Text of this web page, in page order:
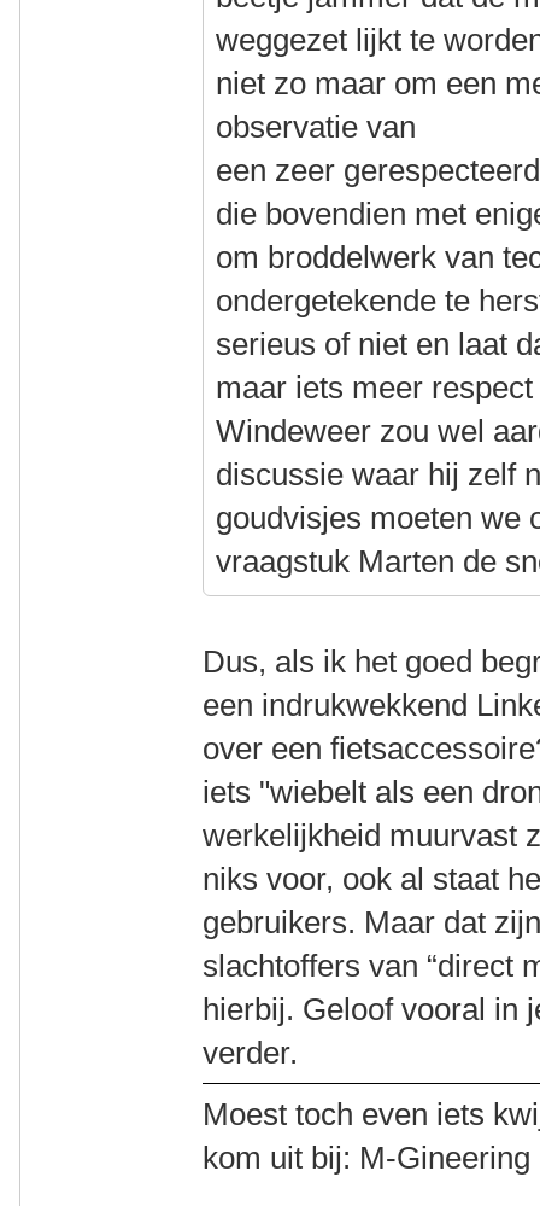
weggezet lijkt te
niet zo maar om een
observatie van
een zeer
die bovendien met
om broddelwerk van
ondergetekende te
serieus of niet en laat
maar iets meer
Windeweer zou wel
discussie waar hij zelf
goudvisjes moeten we
vraagstuk Marten de
Dus, als ik het goed
een indrukwekkend
over een
iets "wiebelt als een
werkelijkheid muurvast
niks voor, ook al staat
gebruikers. Maar dat
slachtoffers van “direct
hierbij. Geloof vooral in
verder.
Moest toch even iets
kom uit bij: M-